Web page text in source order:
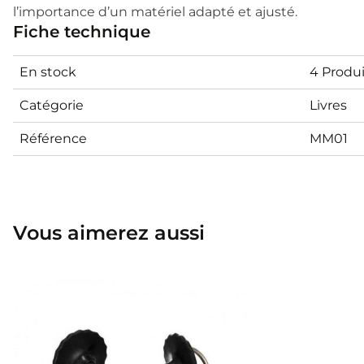
l’importance d’un matériel adapté et ajusté.
Fiche technique
En stock 4
Catégorie Livres
Référence MM01
Vous aimerez aussi